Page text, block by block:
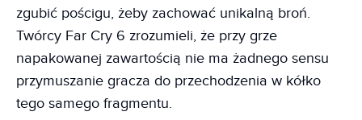
zgubić pościgu, żeby zachować unikalną broń.
Twórcy Far Cry 6 zrozumieli, że przy grze
napakowanej zawartością nie ma żadnego sensu
przymuszanie gracza do przechodzenia w kółko
tego samego fragmentu.